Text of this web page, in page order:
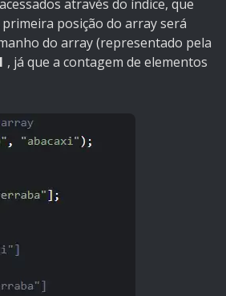
através do índice, que
posição do array será
do array (representado pela
, já que a contagem de elementos